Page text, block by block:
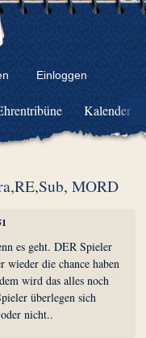
Einloggen
Kalender
MORD
es geht. DER Spieler
die chance haben
wird das alles noch
überlegen sich
nicht..